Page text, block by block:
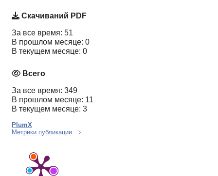
Скачиваний PDF
За все время: 51
В прошлом месяце: 0
В текущем месяце: 0
Всего
За все время: 349
В прошлом месяце: 11
В текущем месяце: 3
PlumX
Метрики публикации